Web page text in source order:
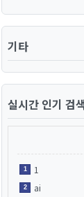
기타
실시간 인기 검
1 1
2 ai